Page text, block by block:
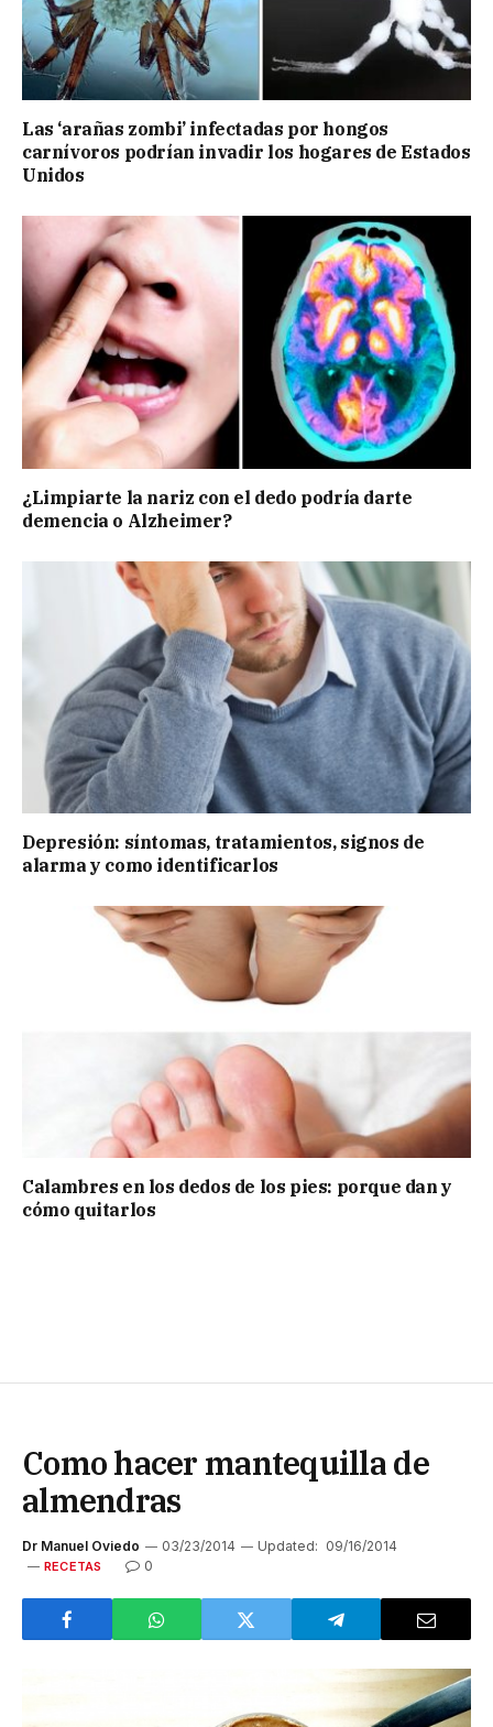
Las ‘arañas zombi’ infectadas por hongos
carnívoros podrían invadir los hogares de Estados
Unidos
¿Limpiarte la nariz con el dedo podría darte
demencia o Alzheimer?
Depresión: síntomas, tratamientos, signos de
alarma y como identificarlos
Calambres en los dedos de los pies: porque dan y
cómo quitarlos
Como hacer mantequilla de
almendras
Dr Manuel Oviedo 03/23/2014 Updated: 09/16/2014
RECETAS 0